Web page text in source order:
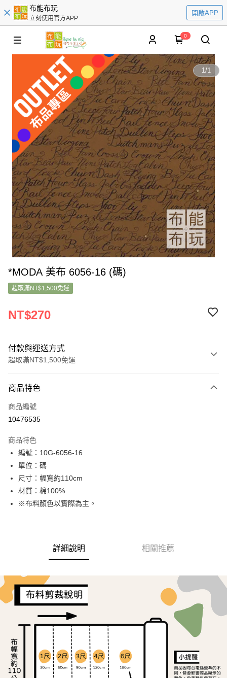
布能布玩
立刻使用官方APP
開啟APP
0
1/1
*MODA 美布 6056-16 (碼)
超取滿NT$1,500免運
NT$270
付款與運送方式
超取滿NT$1,500免運
信用卡一次付款
超商取貨付款
Apple Pay
街口支付
Google Pay
大哥付你分期
2.付款方式選擇「大哥付你分期」，訂單成立後會自動跳轉到大哥付的交易
流程，驗證手機門號後，選擇欲分期的期數、繳款截止日，確認付款後即完
3.實際核准額度、可分期數及費用金額請依後續交易確認頁面所載為準。
4.訂單成立30分鐘內，如未前往確認交易或遇審核未通過，訂單將自動取
消。如遇「轉專審核」未通過狀況，表示未達大哥付你分期系統評分，恕無
法說明評估內容。
1.分期款項不併入電信帳單，「大哥付你分期」於每月結算日後寄送繳費提
2.透過簡訊連結打開帳單後，可選擇「超商條碼／台灣大直營門市／銀行轉
帳／街口支付／iPASS MONEY」等通路繳費。
【注意事項】
1.本服務係由「台灣大哥大股份有限公司」（以下簡稱本公司）所提供，讓
【關於「AFTEE先享後付」】
便利好安心！
１．簡單：不需註冊會員、不需綁卡、不需儲值。
２．便利：只要手機號碼，簡訊認證，即可結帳。
３．安心：先確認商品／服務後，再付款。
【「AFTEE先享後付」結帳流程】
１．於結帳方式選擇「AFTEE先享後付」後，將跳轉至「AFTEE先享後付」
結帳頁面，進行簡訊認證並確認金額後，即可完成結帳。
２．訂單成立數日內，您將收到繳費通知簡訊。
３．收到繳費通知簡訊後14天內，點擊此簡訊中的連結，可透過四大超商／
ATM／網路銀行／等多元方式進行付款，方視為交易完成。
運送方式
每筆NT$65，滿NT$1,500(含以上)免運費
7-11取貨付款
每筆NT$65，滿NT$1,500(含以上)免運費
宅配
商品特色
商品編號
10476535
商品特色
編號：10G-6056-16
單位：碼
尺寸：幅寬約110cm
材質：棉100%
※布料顏色以實際為主。
詳細說明 相關推薦